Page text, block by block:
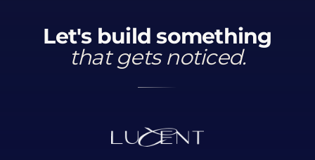
Let's build something
that gets noticed.